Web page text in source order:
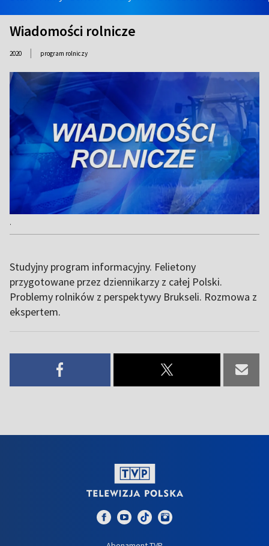
Wiadomości rolnicze
2020 | program rolniczy
.
Studyjny program informacyjny. Felietony
przygotowane przez dziennikarzy z całej Polski.
Problemy rolników z perspektywy Brukseli. Rozmowa z
ekspertem.